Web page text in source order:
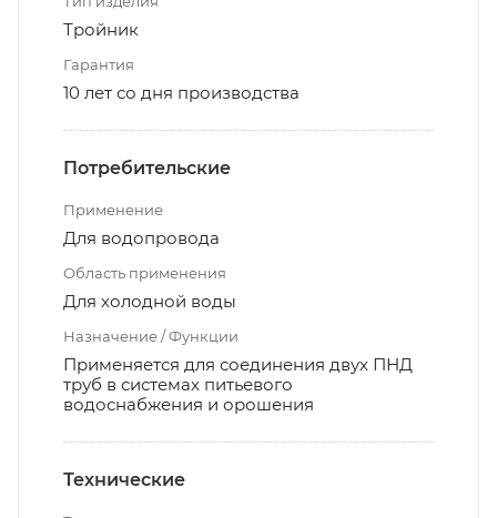
Тройник
Гарантия
10 лет со дня производства
Потребительские
Применение
Для водопровода
Область применения
Для холодной воды
Назначение / Функции
Применяется для соединения двух ПНД
труб в системах питьевого
водоснабжения и орошения
Технические